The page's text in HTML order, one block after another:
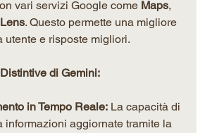
vari servizi Google come Maps,
Lens. Questo permette una migliore
utente e risposte migliori.
di Gemini:
in Tempo Reale: La capacità di
informazioni aggiornate tramite la